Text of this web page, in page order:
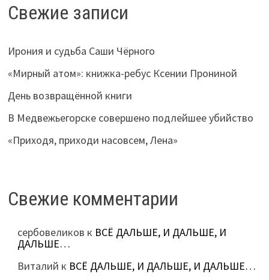
Свежие записи
Ирония и судьба Саши Чёрного
«Мирный атом»: книжка-ребус Ксении Прониной
День возвращённой книги
В Медвежьегорске совершено подлейшее убийство
«Приходя, приходи насовсем, Лена»
Свежие комментарии
сербовеликов к ВСЁ ДАЛЬШЕ, И ДАЛЬШЕ, И
ДАЛЬШЕ…
Виталий к ВСЁ ДАЛЬШЕ, И ДАЛЬШЕ, И ДАЛЬШЕ…